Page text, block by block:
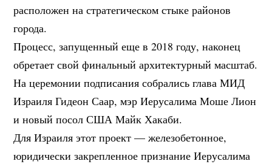
расположен на стратегическом стыке районов
города.
Процесс, запущенный еще в 2018 году, наконец
обретает свой финальный архитектурный масштаб.
На церемонии подписания собрались глава МИД
Израиля Гидеон Саар, мэр Иерусалима Моше Лион
и новый посол США Майк Хакаби.
Для Израиля этот проект — железобетонное,
юридически закрепленное признание Иерусалима